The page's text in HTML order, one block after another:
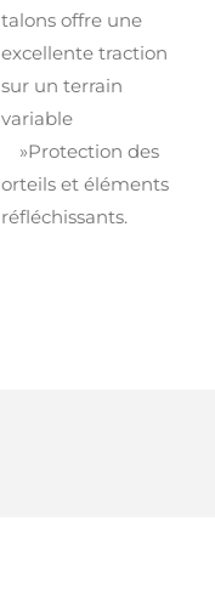
talons offre une
excellente traction
sur un terrain
variable
»Protection des
orteils et éléments
réfléchissants.